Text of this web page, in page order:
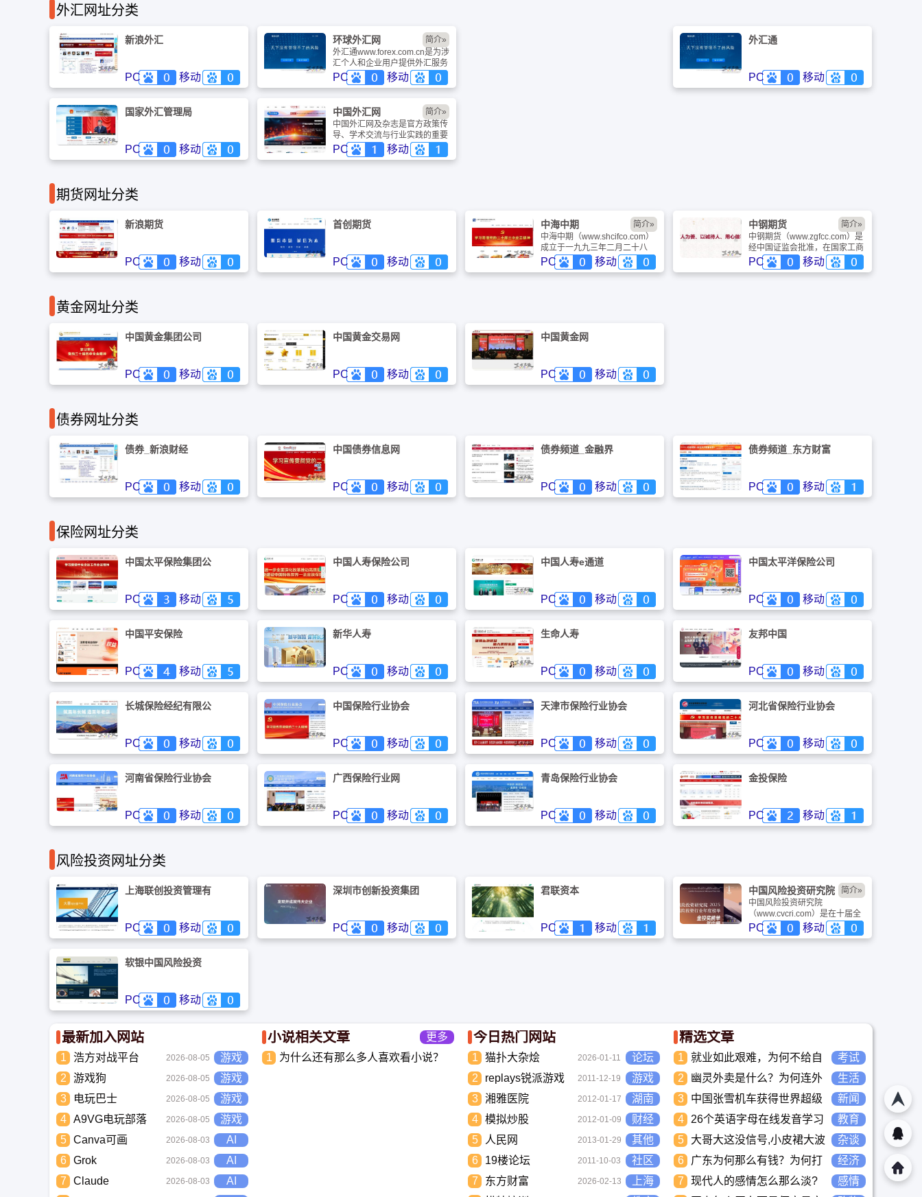
监会指定的重要信息披露媒体。
构，重要的国家金融信息安全基
础设施之一。中国金融认证中心
务机构和信息安全综合解决方案
业，促进网络应用繁荣发展。
实现银行卡联网通用的基础上，
中国银联积极联合商业银行等产
业各方推广统一的银联卡标准规
范，创建银行卡自主品牌
外汇网址分类
新浪外汇
PC 移动
环球外汇网
外汇通www.forex.com.cn是为涉
汇个人和企业用户提供外汇服务
全面解决方案的专业财经垂直门
户，是全球华人在线外汇服务首
首次将理财和外汇紧密结合服务
用户。外汇理财产品包括银行发
售的外币理财产品、基金运作的
QDII，民间代客外汇理财服务以
及海外理财产品。
PC 移动
简介» 外汇通
PC 移动
国家外汇管理局
PC 移动
中国外汇网
中国外汇网及杂志是官方政策传
导、学术交流与行业实践的重要
平台，读者包括央行/外管局系
统人员、商业银行、跨国企业、
PC 移动
简介»
期货网址分类
新浪期货
PC 移动
首创期货
PC 移动
中海中期
中海中期（www.shcifco.com）
成立于一九九三年二月二十八
日，是经中国证监会批准、国家
工商行政管理局核准的独立法人
0202）的正式会员 。
PC 移动
简介» 中钢期货
中钢期货（www.zgfcc.com）是
经中国证监会批准，在国家工商
局注册登记的专业期货公司。中
钢期货的前身中钢集团期货贸易
PC 移动
简介»
黄金网址分类
中国黄金集团公司
PC 移动
中国黄金交易网
PC 移动
中国黄金网
PC 移动
债券网址分类
债券_新浪财经
PC 移动
中国债券信息网
PC 移动
债券频道_金融界
PC 移动
债券频道_东方财富
PC 移动
保险网址分类
中国太平保险集团公
PC 移动
中国人寿保险公司
PC 移动
中国人寿e通道
PC 移动
中国太平洋保险公司
PC 移动
中国平安保险
PC 移动
新华人寿
PC 移动
生命人寿
PC 移动
友邦中国
PC 移动
长城保险经纪有限公
PC 移动
中国保险行业协会
PC 移动
天津市保险行业协会
PC 移动
河北省保险行业协会
PC 移动
河南省保险行业协会
PC 移动
广西保险行业网
PC 移动
青岛保险行业协会
PC 移动
金投保险
PC 移动
风险投资网址分类
上海联创投资管理有
PC 移动
深圳市创新投资集团
PC 移动
君联资本
PC 移动
中国风险投资研究院
中国风险投资研究院
（www.cvcri.com）是在十届全
国人大副委员长、成思危先生的
积极推动及香港理工大学前校长
之间的交流与合作，以推动中国
风投业和高科技产业的发展。
PC 移动
简介»
软银中国风险投资
PC 移动
最新加入网站
1 浩方对战平台 2026-08-05
游戏
2
游戏狗 2026-08-05
游戏
3
电玩巴士 2026-08-05
游戏
4
A9VG电玩部落 2026-08-05
游戏
5
Canva可画 2026-08-03
AI
6
Grok 2026-08-03
AI
7
Claude 2026-08-03
AI
小说相关文章
更多
1
为什么还有那么多人喜欢看小说？
今日热门网站
1 猫扑大杂烩 2026-01-11
论坛
2
replays锐派游戏 2011-12-19
游戏
3
湘雅医院 2012-01-17
湖南
4
模拟炒股 2012-01-09
财经
5
人民网 2013-01-29
其他
6
19楼论坛 2011-10-03
社区
7
东方财富 2026-02-13
上海
精选文章
1
就业如此艰难，为何不给自
己学习考试充电，学一技之
长，胜过万贯家财
考试
2
幽灵外卖是什么？为何连外
卖骑手都看不下去要举报？
生活
3
中国张雪机车获得世界超级
摩托车锦标赛冠军
新闻
4
26个英语字母在线发音学习
_儿童英语启蒙大全
教育
5
大哥大这没信号,小皮裙大波
浪，梁朝伟这是什么歌曲？
杂谈
6
广东为何那么有钱？为何打
工都到广东去，广东连续37
年全国各省GDP第一。
经济
7
现代人的感情怎么那么淡?
未来又应该如何面对这人情
感情